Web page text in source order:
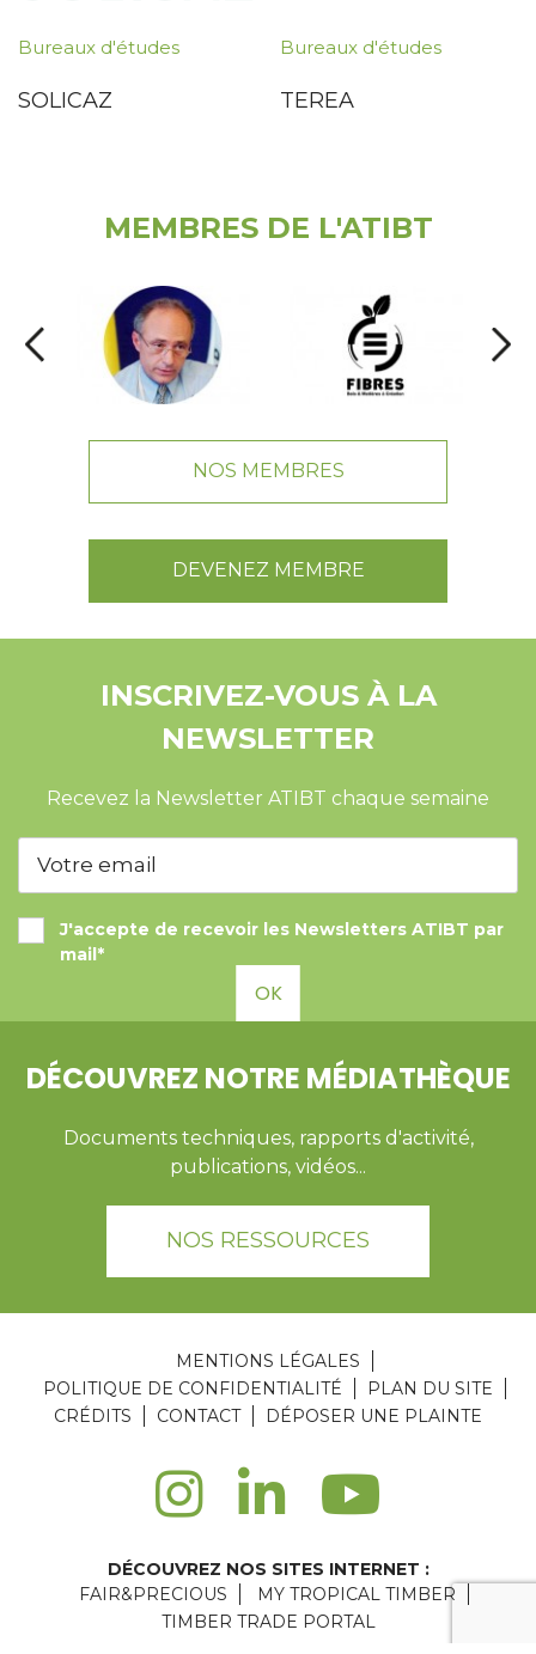
Bureaux d'études
SOLICAZ
Bureaux d'études
TEREA
MEMBRES DE L'ATIBT
NOS MEMBRES
DEVENEZ MEMBRE
INSCRIVEZ-VOUS À LA
NEWSLETTER
Recevez la Newsletter ATIBT chaque semaine
J'accepte de recevoir les Newsletters ATIBT par
mail*
OK
DÉCOUVREZ NOTRE MÉDIATHÈQUE
Documents techniques, rapports d'activité,
publications, vidéos...
NOS RESSOURCES
MENTIONS LÉGALES
POLITIQUE DE CONFIDENTIALITÉ
PLAN DU SITE
CRÉDITS
CONTACT DÉPOSER UNE PLAINTE
DÉCOUVREZ NOS SITES INTERNET :
FAIR&PRECIOUS
MY TROPICAL TIMBER
TIMBER TRADE PORTAL